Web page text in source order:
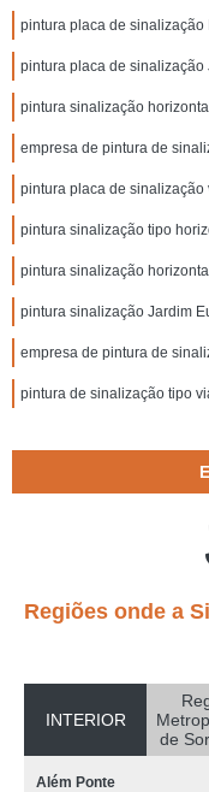
pintura placa de
pintura placa de sinalização
pintura sinalização
empresa de pintura de
pintura placa de sinalização
pintura sinalização tipo
pintura sinalização
pintura sinalização Jardim
empresa de pintura de
pintura de sinalização tipo
Regiões onde a
INTERIOR
de
Além Ponte